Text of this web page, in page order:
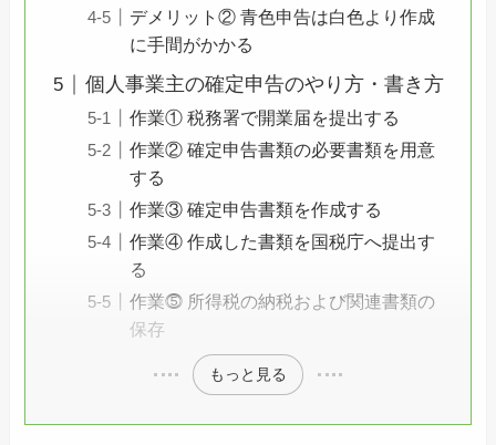
デメリット② 青色申告は白色より作成
に手間がかかる
個人事業主の確定申告のやり方・書き方
作業① 税務署で開業届を提出する
作業② 確定申告書類の必要書類を用意
する
作業③ 確定申告書類を作成する
作業④ 作成した書類を国税庁へ提出す
る
作業⓹ 所得税の納税および関連書類の
保存
もっと見る